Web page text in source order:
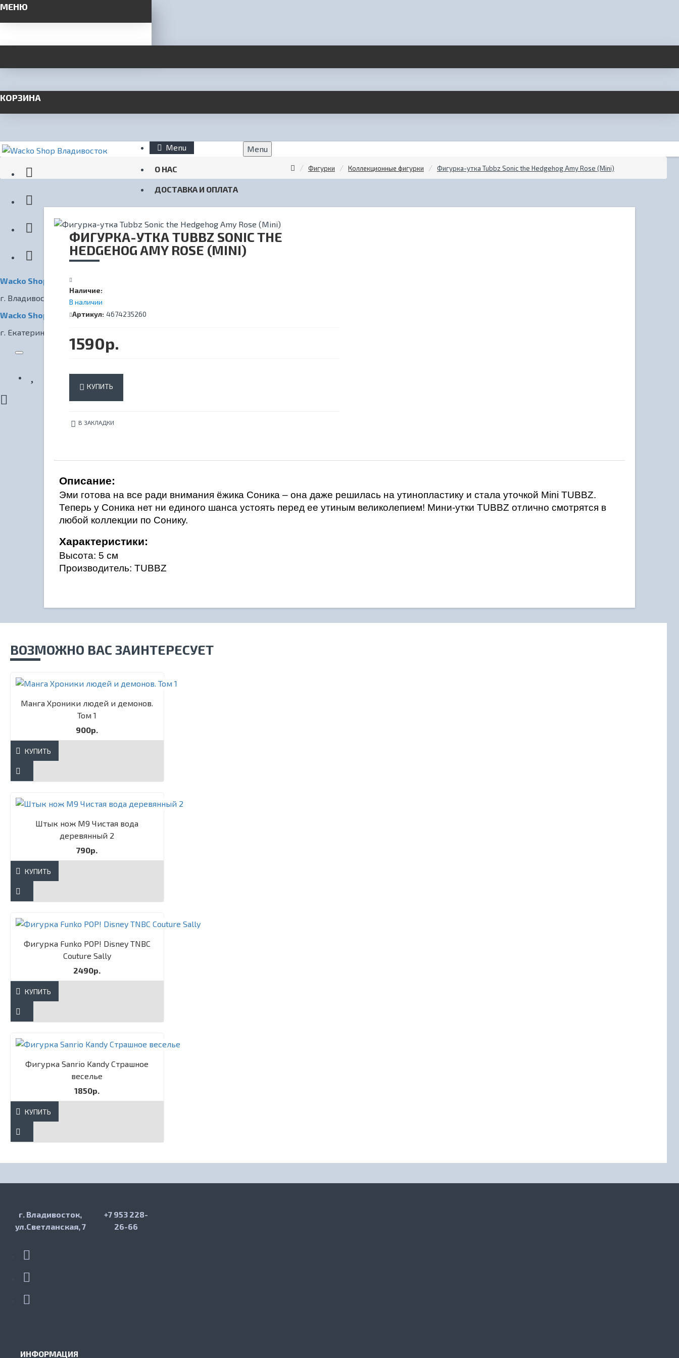
МЕНЮ
КОРЗИНА
Wacko Shop Владивосток
г. Владивосток, ул. Светланская, 7
Wacko Shop Екатеринбург
г. Екатеринбург, ул. Радищева, 1
Menu
О НАС
ДОСТАВКА И ОПЛАТА
КОНТАКТЫ
КИНОТЕАТР
Menu
Фигурки Коллекционные фигурки Фигурка-утка Tubbz Sonic the Hedgehog Amy Rose (Mini)
ФИГУРКА-УТКА TUBBZ SONIC THE
HEDGEHOG AMY ROSE (MINI)
Наличие:
В наличии
Артикул: 4674235260
1590р.
КУПИТЬ
В ЗАКЛАДКИ
Описание:
Эми готова на все ради внимания ёжика Соника – она даже решилась на утинопластику и стала уточкой Mini TUBBZ.
Теперь у Соника нет ни единого шанса устоять перед ее утиным великолепием! Мини-утки TUBBZ отлично смотрятся в
любой коллекции по Сонику.
Характеристики:
Высота: 5 см
Производитель: TUBBZ
ВОЗМОЖНО ВАС ЗАИНТЕРЕСУЕТ
Манга Хроники людей и демонов.
Том 1
900р.
КУПИТЬ
Штык нож М9 Чистая вода
деревянный 2
790р.
КУПИТЬ
Фигурка Funko POP! Disney TNBC
Couture Sally​
2490р.
КУПИТЬ
Фигурка Sanrio Kandy Страшное
веселье
1850р.
КУПИТЬ
г. Владивосток,
ул.Светланская, 7
+7 953 228-
26-66
ИНФОРМАЦИЯ